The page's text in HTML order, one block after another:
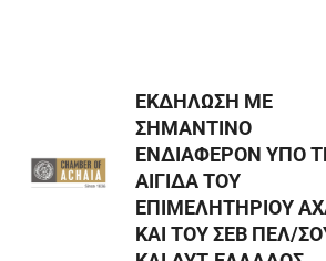
ΕΚΔΗΛΩΣΗ ΜΕ
ΣΗΜΑΝΤΙΝΟ
ΕΝΔΙΑΦΕΡΟΝ ΥΠΟ
ΑΙΓΙΔΑ ΤΟΥ
ΕΠΙΜΕΛΗΤΗΡΙΟΥ
ΚΑΙ ΤΟΥ ΣΕΒ ΠΕΛ/